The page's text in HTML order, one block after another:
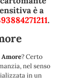
è a
.
Amore? Certo
nel senso
in un